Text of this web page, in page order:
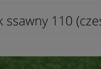
ssawny 110